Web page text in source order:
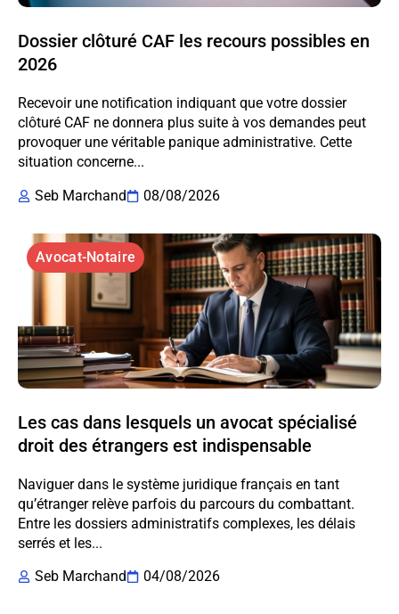
Dossier clôturé CAF les recours possibles en
2026
Recevoir une notification indiquant que votre dossier
clôturé CAF ne donnera plus suite à vos demandes peut
provoquer une véritable panique administrative. Cette
situation concerne...
Seb Marchand
08/08/2026
Avocat-Notaire
Les cas dans lesquels un avocat spécialisé
droit des étrangers est indispensable
Naviguer dans le système juridique français en tant
qu’étranger relève parfois du parcours du combattant.
Entre les dossiers administratifs complexes, les délais
serrés et les...
Seb Marchand
04/08/2026